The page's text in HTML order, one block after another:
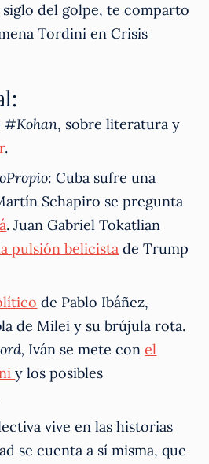
del golpe, te comparto
Tordini en Crisis
#Kohan, sobre literatura y
.
: Cuba sufre una
Schapiro se pregunta
. Juan Gabriel Tokatlian
pulsión belicista de Trump
de Pablo Ibáñez,
de Milei y su brújula rota.
Iván se mete conel
y los posibles
vive en las historias
se cuenta a sí misma, que